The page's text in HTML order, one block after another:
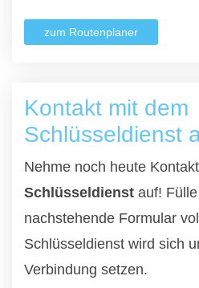
zum Routenplaner
Kontakt mit dem
Schlüsseldienst
Nehme noch heute
Schlüsseldienst auf!
nachstehende Formular
Schlüsseldienst wird sich
Verbindung setzen.